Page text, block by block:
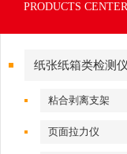
PRODUCTS CENTER
纸张纸箱类检测
粘合剥离支架
页面拉力仪